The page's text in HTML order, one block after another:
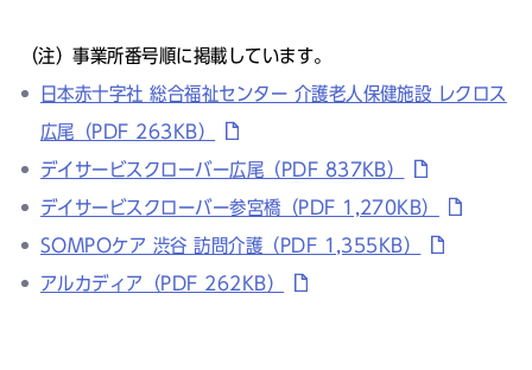
（注）事業所番号順に掲載しています。
日本赤十字社 総合福祉センター 介護老人保健施設 レクロス
広尾（PDF 263KB）
デイサービスクローバー広尾（PDF 837KB）
デイサービスクローバー参宮橋（PDF 1,270KB）
SOMPOケア 渋谷 訪問介護（PDF 1,355KB）
アルカディア（PDF 262KB）